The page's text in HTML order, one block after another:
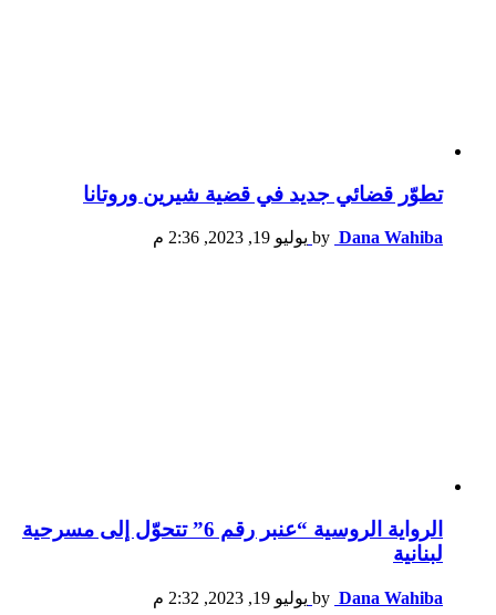
تطوّر قضائي جديد في قضية شيرين وروتانا
by Dana Wahiba يوليو 19, 2023, 2:36 م
الرواية الروسية “عنبر رقم 6” تتحوّل إلى مسرحية
لبنانية
by Dana Wahiba يوليو 19, 2023, 2:32 م